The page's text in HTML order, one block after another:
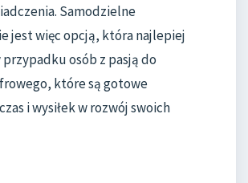
Samodzielne
jest więc opcją, która najlepiej
przypadku osób z pasją do
które są gotowe
i wysiłek w rozwój swoich